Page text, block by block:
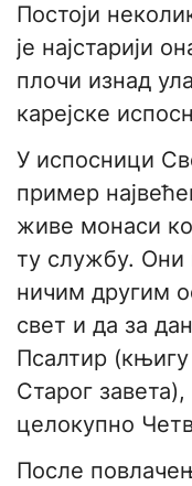
Постоји
је најстарији
плочи изнад
карејске
У испосници
пример
живе монаси
ту службу. Они
ничим другим
свет и да за
Псалтир
Старог
целокупно
После